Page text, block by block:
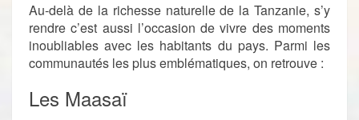
Au-delà de la richesse naturelle de la Tanzanie, s’y
rendre c’est aussi l’occasion de vivre des moments
inoubliables avec les habitants du pays. Parmi les
communautés les plus emblématiques, on retrouve :
Les Maasaï